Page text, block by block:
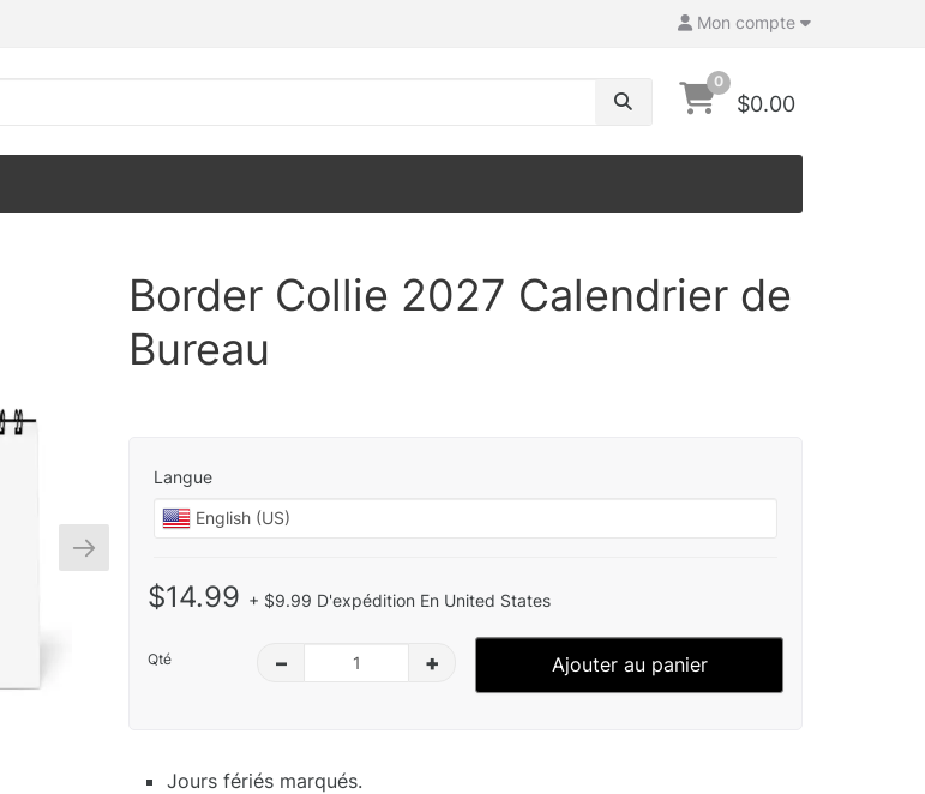
Mon compte
0
$0.00
Border Collie 2027 Calendrier de
Bureau
Langue
$14.99 + $9.99 D'expédition En United States
Qté – + Ajouter au panier
Jours fériés marqués.